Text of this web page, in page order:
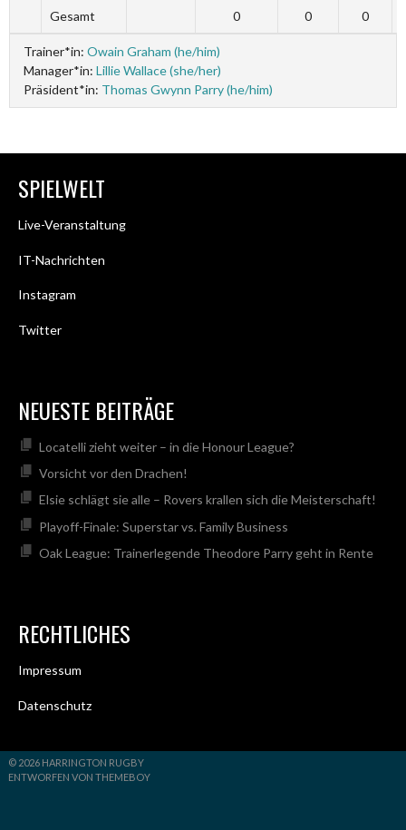
Gesamt 0 0 0
Trainer*in: Owain Graham (he/him)
Manager*in: Lillie Wallace (she/her)
Präsident*in: Thomas Gwynn Parry (he/him)
SPIELWELT
Live-Veranstaltung
IT-Nachrichten
Instagram
Twitter
NEUESTE BEITRÄGE
Locatelli zieht weiter – in die Honour League?
Vorsicht vor den Drachen!
Elsie schlägt sie alle – Rovers krallen sich die Meisterschaft!
Playoff-Finale: Superstar vs. Family Business
Oak League: Trainerlegende Theodore Parry geht in Rente
RECHTLICHES
Impressum
Datenschutz
© 2026 HARRINGTON RUGBY
ENTWORFEN VON THEMEBOY